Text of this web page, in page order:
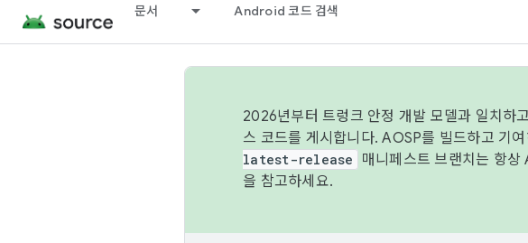
문서 Android 코드 검색
2026년부터 트렁크 안정 개발 모델과 일치하
스 코드를 게시합니다. AOSP를 빌드하고 기여
latest-release
매니페스트 브랜치는 항
을 참고하세요.